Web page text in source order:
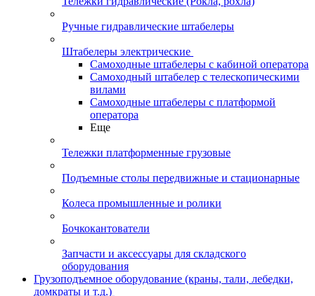
Ручные гидравлические штабелеры
Штабелеры электрические
Самоходные штабелеры с кабиной оператора
Самоходный штабелер с телескопическими
вилами
Самоходные штабелеры с платформой
оператора
Еще
Тележки платформенные грузовые
Подъемные столы передвижные и стационарные
Колеса промышленные и ролики
Бочкокантователи
Запчасти и аксессуары для складского
оборудования
Грузоподъемное оборудование (краны, тали, лебедки,
домкраты и т.д.)